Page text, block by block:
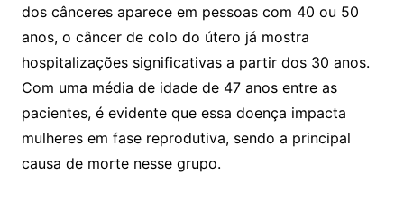
dos cânceres aparece em pessoas com 40 ou 50
anos, o câncer de colo do útero já mostra
hospitalizações significativas a partir dos 30 anos.
Com uma média de idade de 47 anos entre as
pacientes, é evidente que essa doença impacta
mulheres em fase reprodutiva, sendo a principal
causa de morte nesse grupo.